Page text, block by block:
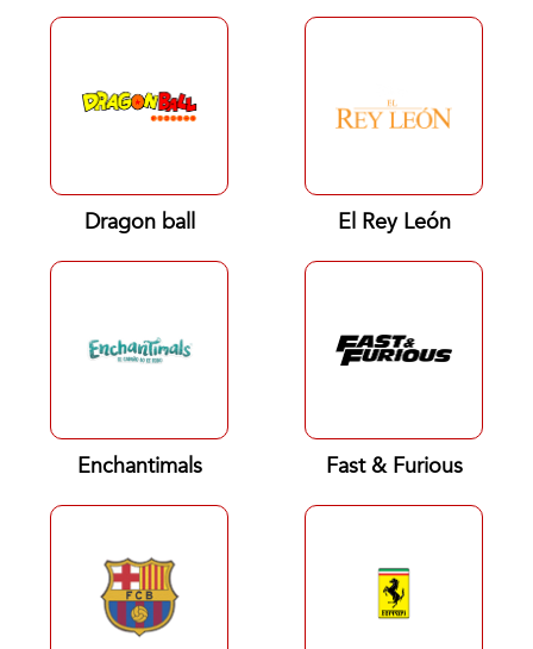
Dragon ball El Rey León
Enchantimals Fast & Furious